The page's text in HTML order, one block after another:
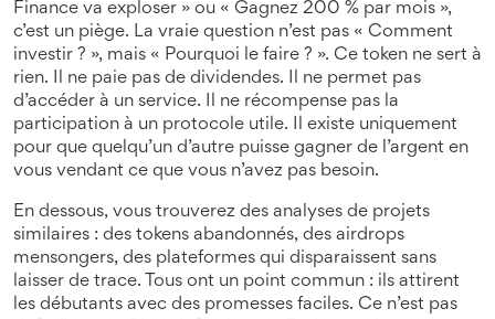
Finance va exploser » ou « Gagnez 200 % par mois »,
c’est un piège. La vraie question n’est pas « Comment
investir ? », mais « Pourquoi le faire ? ». Ce token ne sert à
rien. Il ne paie pas de dividendes. Il ne permet pas
d’accéder à un service. Il ne récompense pas la
participation à un protocole utile. Il existe uniquement
pour que quelqu’un d’autre puisse gagner de l’argent en
vous vendant ce que vous n’avez pas besoin.
En dessous, vous trouverez des analyses de projets
similaires : des tokens abandonnés, des airdrops
mensongers, des plateformes qui disparaissent sans
laisser de trace. Tous ont un point commun : ils attirent
les débutants avec des promesses faciles. Ce n’est pas